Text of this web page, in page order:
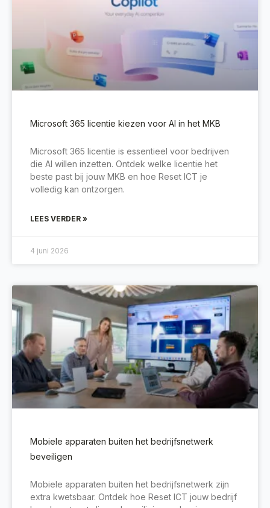
Microsoft 365 licentie kiezen voor AI in het MKB
Microsoft 365 licentie is essentieel voor bedrijven
die AI willen inzetten. Ontdek welke licentie het
beste past bij jouw MKB en hoe Reset ICT je
volledig kan ontzorgen.
LEES VERDER »
4 juni 2026
Mobiele apparaten buiten het bedrijfsnetwerk
beveiligen
Mobiele apparaten buiten het bedrijfsnetwerk zijn
extra kwetsbaar. Ontdek hoe Reset ICT jouw bedrijf